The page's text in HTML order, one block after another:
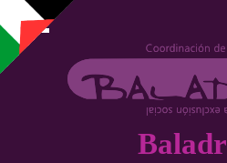
Pasar al contenido principal